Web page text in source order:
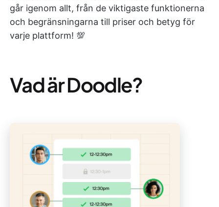
går igenom allt, från de viktigaste funktionerna
och begränsningarna till priser och betyg för
varje plattform! 💯
Vad är Doodle?